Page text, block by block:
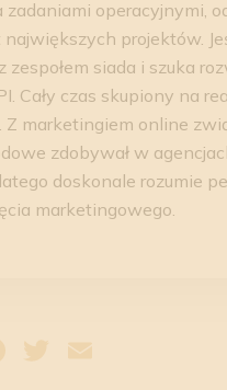
Facebook
Twitter
zadaniami operacyjnymi,
projektów.
zespołem siada i szuka
Cały czas skupiony na
Z marketingiem online
zdobywał w
doskonale rozumie
marketingowego.